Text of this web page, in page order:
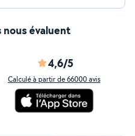
évaluent
4,6/5
Calculé à partir de 66000 avis